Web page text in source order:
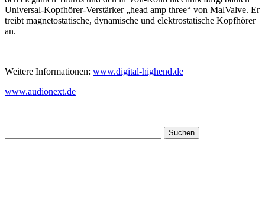
Universal-Kopfhörer-Verstärker „head amp three“ von MalValve. Er
treibt magnetostatische, dynamische und elektrostatische Kopfhörer
an.
Weitere Informationen: www.digital-highend.de
www.audionext.de